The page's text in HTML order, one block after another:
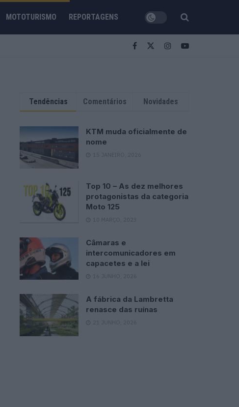
MOTOTURISMO REPORTAGENS
Tendências Comentários Novidades
KTM muda oficialmente de
nome
15 JANEIRO, 2026
Top 10 – As dez melhores
protagonistas da categoria
Moto 125
10 MARÇO, 2023
Câmaras e
intercomunicadores em
capacetes e a lei
16 JUNHO, 2026
A fábrica da Lambretta
renasce das ruínas
21 JUNHO, 2026